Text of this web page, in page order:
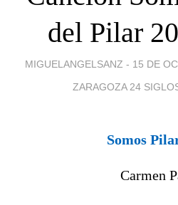
del Pilar
MIGUELANGELSANZ - 15 DE
ZARAGOZA 24
Somos
Carmen